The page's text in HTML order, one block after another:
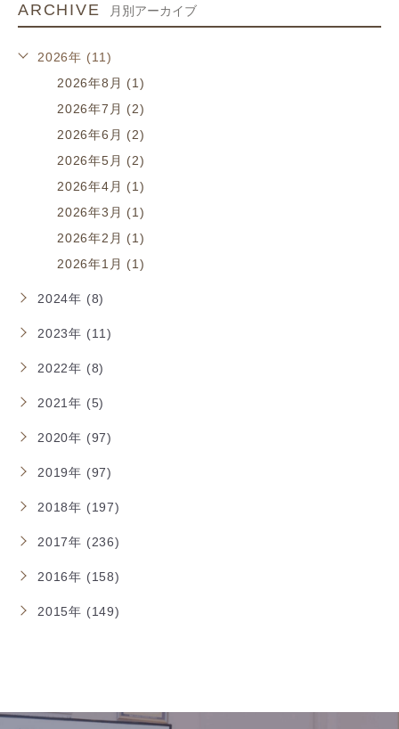
ARCHIVE 月別アーカイブ
2026年 (11)
2026年8月 (1)
2026年7月 (2)
2026年6月 (2)
2026年5月 (2)
2026年4月 (1)
2026年3月 (1)
2026年2月 (1)
2026年1月 (1)
2024年 (8)
2023年 (11)
2022年 (8)
2021年 (5)
2020年 (97)
2019年 (97)
2018年 (197)
2017年 (236)
2016年 (158)
2015年 (149)